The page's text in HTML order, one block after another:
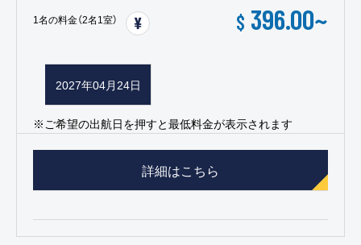
1名の料金（2名1室） $ 396.00~
2027年04月24日
※ご希望の出航日を押すと最低料金が表示されます
詳細はこちら